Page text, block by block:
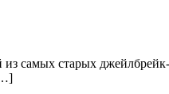
из самых старых